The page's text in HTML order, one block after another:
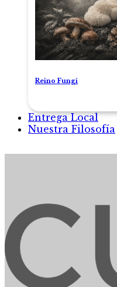
Reino Fungi
Entrega Local
Nuestra Filosofía